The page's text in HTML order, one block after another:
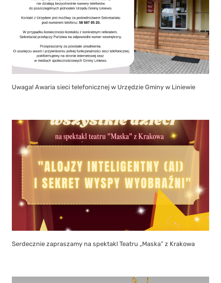
Uwaga! Awaria sieci telefonicznej w Urzędzie Gminy w Liniewie
Serdecznie zapraszamy na spektakl Teatru „Maska” z Krakowa